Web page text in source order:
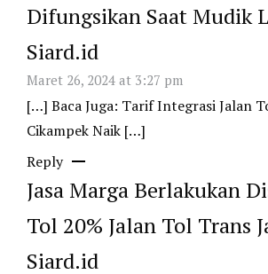
Difungsikan Saat Mudik
Siard.id
Maret 26, 2024 at 3:27 pm
[…] Baca Juga: Tarif Integrasi Jalan
Cikampek Naik […]
Reply
Jasa Marga Berlakukan
Tol 20% Jalan Tol Trans
Siard.id